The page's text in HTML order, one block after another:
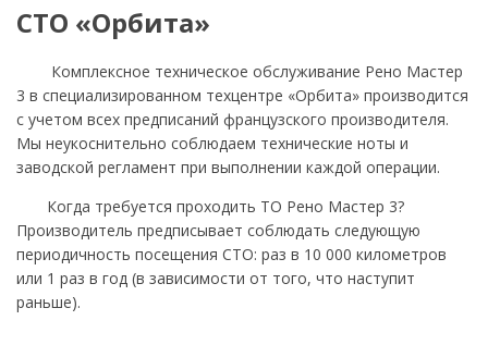
СТО «Орбита»
Комплексное техническое обслуживание Рено Мастер
3 в специализированном техцентре «Орбита» производится
с учетом всех предписаний французского производителя.
Мы неукоснительно соблюдаем технические ноты и
заводской регламент при выполнении каждой операции.
Когда требуется проходить ТО Рено Мастер 3?
Производитель предписывает соблюдать следующую
периодичность посещения СТО: раз в 10 000 километров
или 1 раз в год (в зависимости от того, что наступит
раньше).